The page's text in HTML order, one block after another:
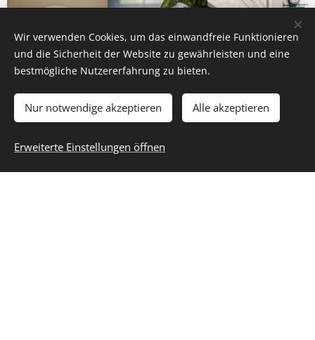
Wir verwenden Cookies, um das einwandfreie Funktionieren
und die Sicherheit der Website zu gewährleisten und eine
bestmögliche Nutzererfahrung zu bieten.
Nur notwendige akzeptieren Alle akzeptieren
Erweiterte Einstellungen öffnen